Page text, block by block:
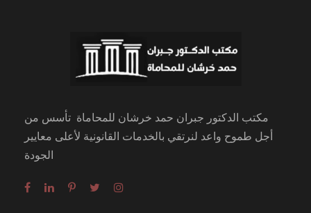
مكتب الدكتور جبران حمد خرشان للمحاماة تأسس من
أجل طموح واعد لنرتقي بالخدمات القانونية لأعلى معايير
الجودة